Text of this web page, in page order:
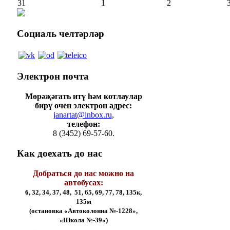
31
1 2
Социаль челтәрләр
Электрон почта
Мөрәҗәгать итү һәм котлаулар
бирү өчен электрон адрес:
janartat@inbox.ru,
телефон:
8 (3452) 69-57-60.
Как доехать до нас
Добраться до нас можно на
автобусах:
6, 32, 34, 37, 48, 51, 65, 69, 77, 78, 135к,
135м
(остановка «Автоколонна №-1228»,
«Школа №-39»)